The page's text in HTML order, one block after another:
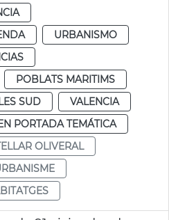
URBANISMO
POBLATS MARITIMS
SUD
VALENCIA
PORTADA TEMÁTICA
OLIVERAL